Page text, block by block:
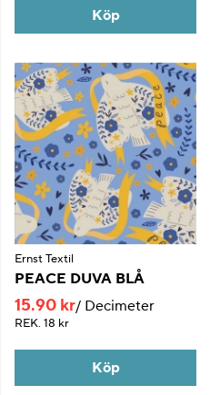
Köp
Ernst Textil
PEACE DUVA BLÅ
15.90 kr Decimeter
REK. 18 kr
Köp